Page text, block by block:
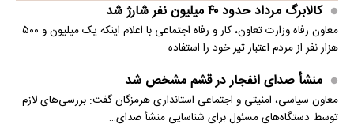
کالابرگ مرداد حدود ۴۰‌ میلیون نفر شارژ شد
معاون رفاه وزارت تعاون، کار و رفاه اجتماعی با اعلام اینکه یک میلیون و ۵۰۰
هزار نفر از مردم اعتبار تیر خود را استفاده…
منشأ صدای انفجار در قشم مشخص شد
معاون سیاسی، امنیتی و اجتماعی استانداری هرمزگان گفت: بررسی‌های لازم
توسط دستگاه‌های مسئول برای شناسایی منشأ صدای…